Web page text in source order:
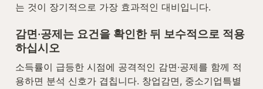
는 것이 장기적으로 가장 효과적인 대비입니다.
감면·공제는 요건을 확인한 뒤 보수적으로 적용
하십시오
소득률이 급등한 시점에 공격적인 감면·공제를 함께 적
용하면 분석 신호가 겹칩니다. 창업감면, 중소기업특별